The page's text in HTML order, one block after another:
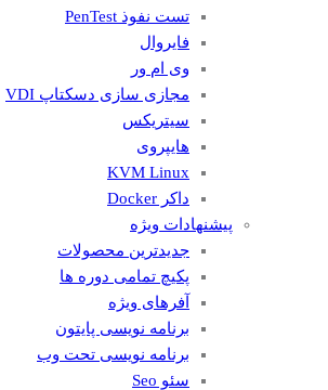
تست نفوذ PenTest
فایروال
وی ام ور
مجازی سازی دسکتاپ VDI
سیتریکس
هایپروی
KVM Linux
داکر Docker
پیشنهادات ویژه
جدیدترین محصولات
پکیچ تمامی دوره ها
آفرهای ویژه
برنامه نویسی پایتون
برنامه نویسی تحت وب
سئو Seo